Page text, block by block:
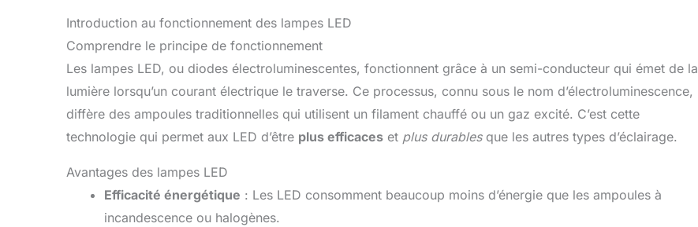
Introduction au fonctionnement des lampes LED
Comprendre le principe de fonctionnement
Les lampes LED, ou diodes électroluminescentes, fonctionnent grâce à un semi-conducteur qui émet de la
lumière lorsqu’un courant électrique le traverse. Ce processus, connu sous le nom d’électroluminescence,
diffère des ampoules traditionnelles qui utilisent un filament chauffé ou un gaz excité. C’est cette
technologie qui permet aux LED d’être plus efficaces et plus durablesque les autres types d’éclairage.
Avantages des lampes LED
Efficacité énergétique : Les LED consomment beaucoup moins d’énergie que les ampoules à
incandescence ou halogènes.